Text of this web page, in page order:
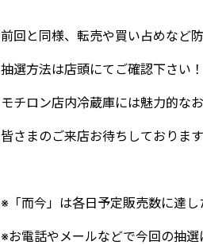
前回と同様、転売や買い占めなど
抽選方法は店頭にてご確認下さい！
モチロン店内冷蔵庫には魅力的な
皆さまのご来店お待ちしております
※「而今」は各日予定販売数に達し
※お電話やメールなどで今回の抽選